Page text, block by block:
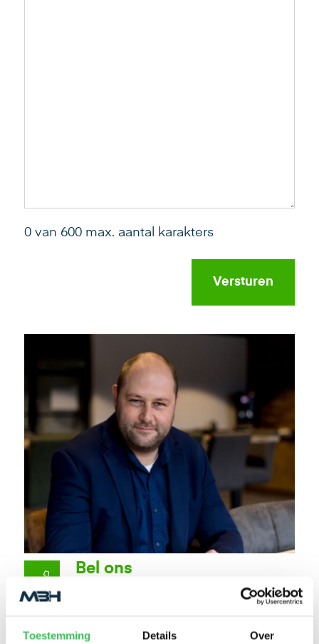
Toestemming Details Over
0 van 600 max. aantal karakters
Bel ons